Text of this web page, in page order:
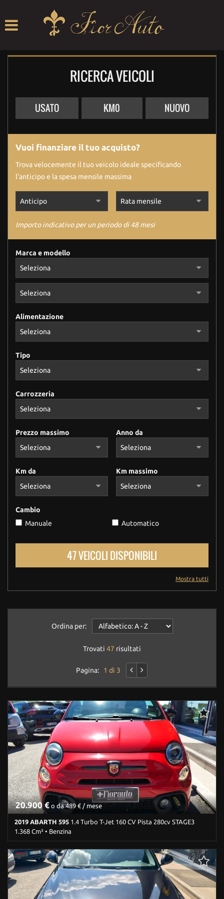
ASSISTENZA
CONTRIBUTI
CONTATTI
RICERCA VEICOLI
USATO KM0 NUOVO
Vuoi finanziare il tuo acquisto?
Trova velocemente il tuo veicolo ideale specificando
l'anticipo e la spesa mensile massima
Importo indicativo per un periodo di 48 mesi
Marca e modello
Alimentazione
Tipo
Carrozzeria
Prezzo massimo Anno da
Km da Km massimo
Cambio
Manuale
Automatico
47 VEICOLI DISPONIBILI
Mostra tutti
Ordina per:
Trovati 47 risultati
Pagina: 1 di 3
20.900 € o da 489 € / mese
2019 ABARTH 595 1.4 Turbo T-Jet 160 CV Pista 280cv STAGE3
1.368 Cm³ • Benzina
82.000 Km • Cambio Manuale (5) • Rosso pastello • 3 Porte • ABS •
Airbag • Airbag laterali • Airbag Passeggero • Airbag testa •
Alzacristalli elettrici • Android Auto • Apple CarPlay • Autoradio •
Bluetooth • Boardcomputer • Cerchi in lega • Chiusura
centralizzata • Chiusura centralizzata telecomandata •
Climatizzatore • Controllo automatico clima • Controllo trazione •